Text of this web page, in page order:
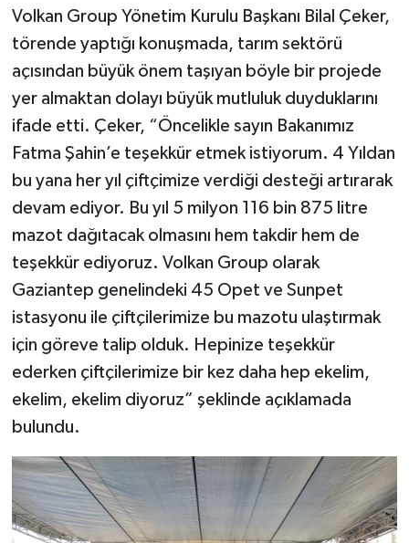
Volkan Group Yönetim Kurulu Başkanı Bilal Çeker,
törende yaptığı konuşmada, tarım sektörü
açısından büyük önem taşıyan böyle bir projede
yer almaktan dolayı büyük mutluluk duyduklarını
ifade etti. Çeker, “Öncelikle sayın Bakanımız
Fatma Şahin’e teşekkür etmek istiyorum. 4 Yıldan
bu yana her yıl çiftçimize verdiği desteği artırarak
devam ediyor. Bu yıl 5 milyon 116 bin 875 litre
mazot dağıtacak olmasını hem takdir hem de
teşekkür ediyoruz. Volkan Group olarak
Gaziantep genelindeki 45 Opet ve Sunpet
istasyonu ile çiftçilerimize bu mazotu ulaştırmak
için göreve talip olduk. Hepinize teşekkür
ederken çiftçilerimize bir kez daha hep ekelim,
ekelim, ekelim diyoruz” şeklinde açıklamada
bulundu.